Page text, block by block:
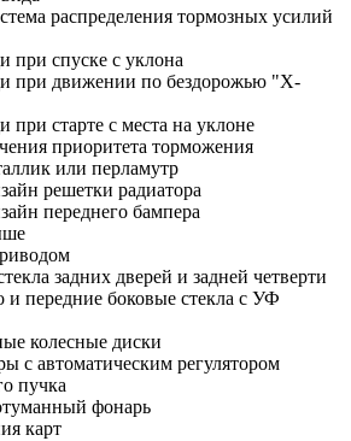
распределения тормозных усилий
при спуске с уклона
при движении по бездорожью "X-
старте с места на уклоне
приоритета торможения
или перламутр
решетки радиатора
переднего бампера
задних дверей и задней четверти
и передние боковые стекла с УФ
колесные диски
с автоматическим регулятором
пучка
фонарь
карт